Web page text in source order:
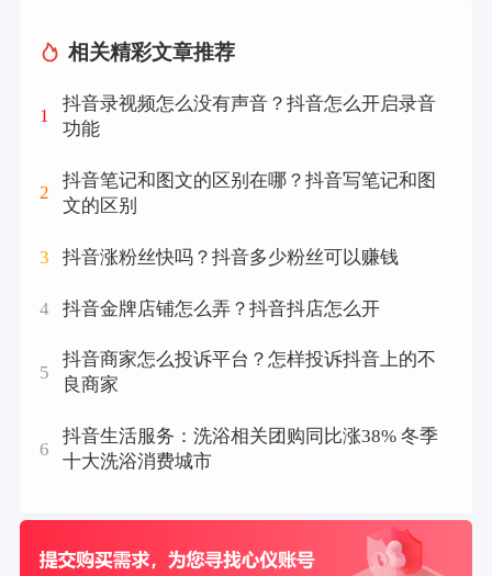
相关精彩文章推荐
1
抖音录视频怎么没有声音？抖音怎么开启录音
功能
2
抖音笔记和图文的区别在哪？抖音写笔记和图
文的区别
3 抖音涨粉丝快吗？抖音多少粉丝可以赚钱
4 抖音金牌店铺怎么弄？抖音抖店怎么开
5
抖音商家怎么投诉平台？怎样投诉抖音上的不
良商家
6
抖音生活服务：洗浴相关团购同比涨38% 冬季
十大洗浴消费城市